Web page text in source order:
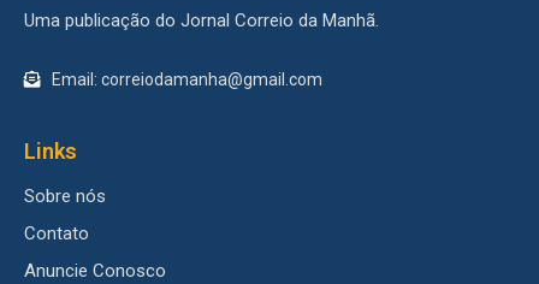
Uma publicação do Jornal Correio da Manhã.
Email: correiodamanha@gmail.com
Links
Sobre nós
Contato
Anuncie Conosco